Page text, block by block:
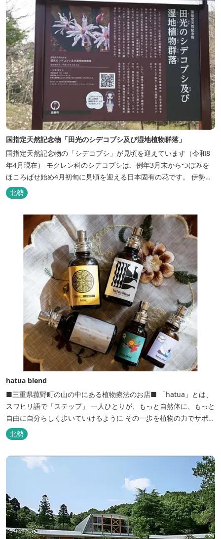
国指定天然記念物「田光のシデコブシ及び湿地植物群落」
国指定天然記念物の「シデコブシ」が見頃を迎えています（令和8
年4月現在） モクレン科のシデコブシは、例年3月末からつぼみを
ほころばせ始め4月初旬に見頃を迎える日本固有の花です。 伊勢湾
周辺の狭い範囲に自生するシデコブシは、三重県内ではいなべ市、
菰野町、四日市市などの北勢地方に見られ これらの自生地は日本に
存在して...
北勢
hatua blend
■三重県菰野町の山の中にある植物療法のお店■ 「hatua」とは、
スワヒリ語で「ステップ」 一人ひとりが、もっと自然体に、もっと
自由に自分らしく歩いていけるように その一歩を植物の力でサポー
トしたいという思いから生まれたお店。 黄土スチームよもぎ蒸しや
アロマの調合、季節の養生講座、アロマ講座、腸活講座、ワークシ
北勢